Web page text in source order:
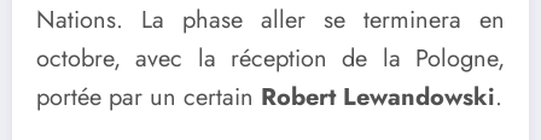
Nations. La phase aller se terminera en
octobre, avec la réception de la Pologne,
portée par un certain Robert Lewandowski.